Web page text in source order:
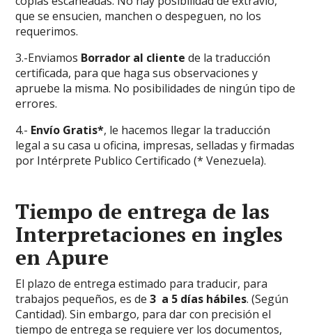
que se ensucien, manchen o despeguen, no los
requerimos.
3.-Enviamos Borrador al cliente de la traducción
certificada, para que haga sus observaciones y
apruebe la misma. No posibilidades de ningún tipo de
errores.
4.- Envío Gratis*, le hacemos llegar la traducción
legal a su casa u oficina, impresas, selladas y firmadas
por Intérprete Publico Certificado (* Venezuela).
Tiempo de entrega de las
Interpretaciones en ingles
en Apure
El plazo de entrega estimado para traducir, para
trabajos pequeños, es de3 a 5 días hábiles. (Según
Cantidad). Sin embargo, para dar con precisión el
tiempo de entrega se requiere ver los documentos,